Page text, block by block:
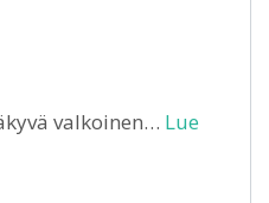
valkoinen… Lue